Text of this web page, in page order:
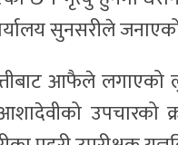
सुनसरीले
आफैले
उपचारको